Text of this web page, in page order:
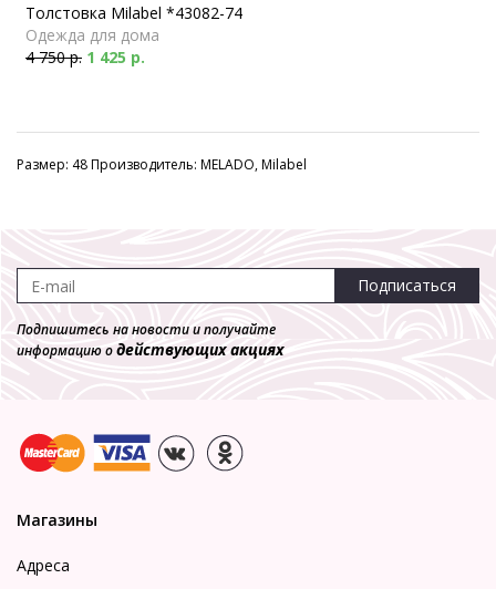
Толстовка Milabel *43082-74
Одежда для дома
4 750 р. 1 425 р.
Размер: 48 Производитель: MELADO, Milabel
Подписаться
Подпишитесь на новости и получайте
информацию одействующих акциях
Магазины
Адреса